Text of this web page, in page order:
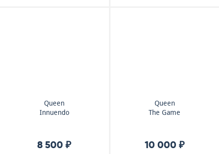
Queen
Innuendo
8 500 ₽
Queen
The Game
10 000 ₽